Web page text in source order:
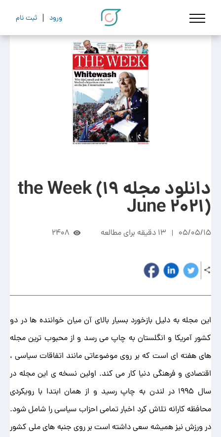
ورود ثبت نام
دانلود مجله the Week (19
June 2021)
05/05/15 13 دقیقه برای مطالعه 2408
این مجله به دلیل بازخورد بسیار بالای آن میان خواننده ها در دو
کشور آمریکا و انگلستان به چاپ می رسد و از محبوب ترین مجله
های هفته ای است که بر روی موضوعاتی مانند اتفاقات سیاسی ،
اقتصادی و فرهنگی دنیا کار می کند. اولین نسخه ی این مجله در
سال 1995 در لندن به چاپ رسید و از همان ابتدا با رویکردی
محافظه کارانه تلاش کرد اخبار تمامی احزاب سیاسی را شامل شود.
در ورزش نیز همیشه سعی داشته است بر روی جنبه های ملی کشور